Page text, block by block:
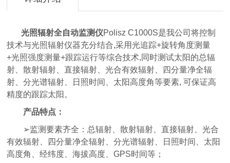
光照辐射全自动监测仪Polisz C1000S是我公司将控制
技术与光照辐射仪器充分结合,采用光追踪+旋转角度测量
+光照强度测量+跟踪运行等综合技术,同时测试太阳的总辐
射、散射辐射、直接辐射、光合有效辐射、四分量净全辐
射、分光谱辐射、日照时间、太阳高度角等要素, 可保证高
精度的跟踪太阳。
产品特点：
➢监测要素齐全：总辐射、散射辐射、直接辐射、光合
有效辐射、四分量净全辐射、分光谱辐射、日照时间、太阳
高度角、经纬度、海拔高度、GPS时间等；